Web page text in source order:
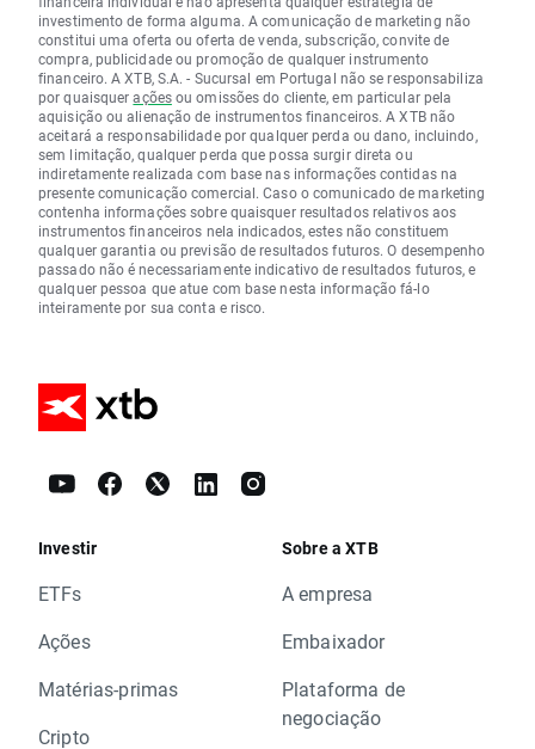
investimento de forma alguma. A comunicação de marketing não
constitui uma oferta ou oferta de venda, subscrição, convite de
compra, publicidade ou promoção de qualquer instrumento
financeiro. A XTB, S.A. - Sucursal em Portugal não se responsabiliza
por quaisqueraçõesou omissões do cliente, em particular pela
aquisição ou alienação de instrumentos financeiros. A XTB não
aceitará a responsabilidade por qualquer perda ou dano, incluindo,
sem limitação, qualquer perda que possa surgir direta ou
indiretamente realizada com base nas informações contidas na
presente comunicação comercial. Caso o comunicado de marketing
contenha informações sobre quaisquer resultados relativos aos
instrumentos financeiros nela indicados, estes não constituem
qualquer garantia ou previsão de resultados futuros. O desempenho
passado não é necessariamente indicativo de resultados futuros, e
qualquer pessoa que atue com base nesta informação fá-lo
inteiramente por sua conta e risco.
Investir
ETFs
Ações
Matérias-primas
Cripto
Sobre a XTB
A empresa
Embaixador
Plataforma de
negociação